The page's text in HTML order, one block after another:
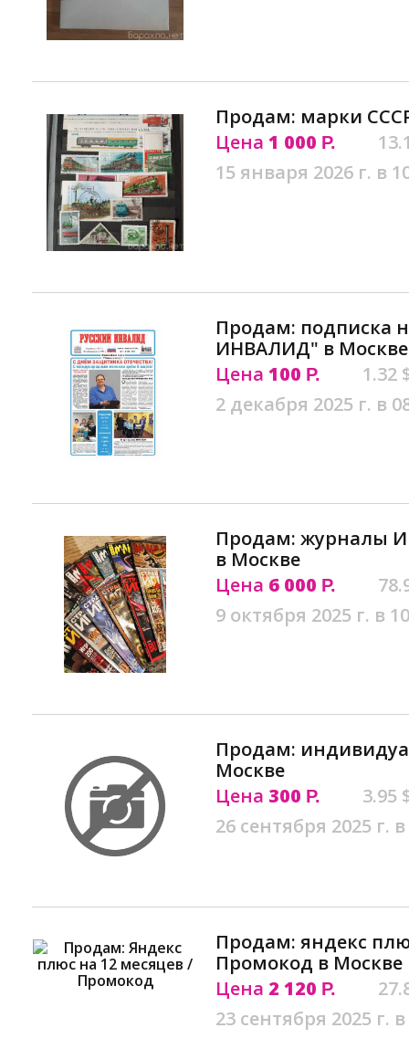
Продам: марки
Цена 1 000 Р.
15 января 2026 г. в
Продам: подписка
ИНВАЛИД" в Москве
Цена 100 Р.
1.32
2 декабря 2025 г. в
Продам: журналы
в Москве
Цена 6 000 Р.
9 октября 2025 г. в
Продам:
Москве
Цена 300 Р.
3.95
26 сентября 2025 г.
Продам: яндекс
Промокод в Москве
Цена 2 120 Р.
23 сентября 2025 г.